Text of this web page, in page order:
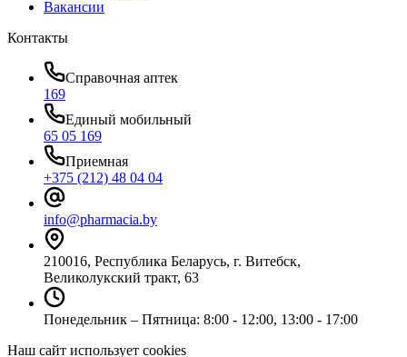
Вакансии
Контакты
Справочная аптек
169
Единый мобильный
65 05 169
Приемная
+375 (212) 48 04 04
info@pharmacia.by
210016, Республика Беларусь, г. Витебск,
Великолукский тракт, 63
Понедельник – Пятница: 8:00 - 12:00, 13:00 - 17:00
Наш сайт использует cookies